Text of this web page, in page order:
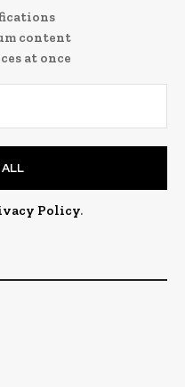
content
at once
Policy.